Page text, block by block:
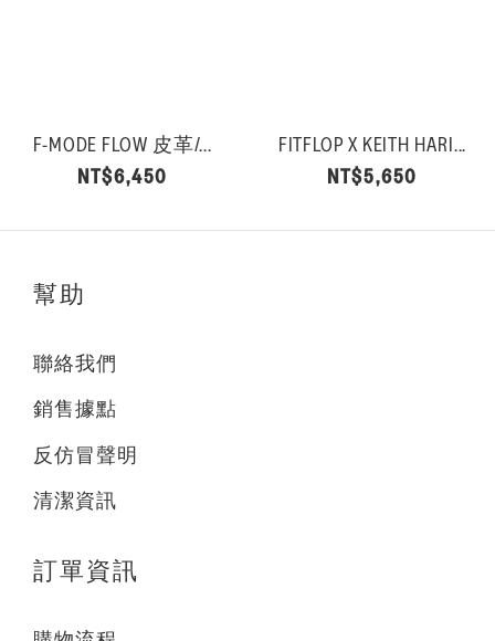
F-MODE FLOW 皮革/...
NT$6,450
FITFLOP X KEITH HARI...
NT$5,650
幫助
聯絡我們
銷售據點
反仿冒聲明
清潔資訊
訂單資訊